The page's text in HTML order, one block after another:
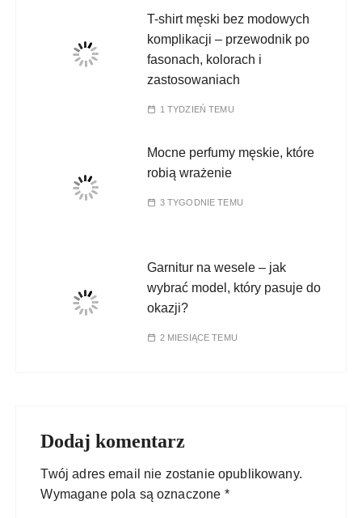
T-shirt męski bez modowych
komplikacji – przewodnik po
fasonach, kolorach i
zastosowaniach
1 TYDZIEŃ TEMU
Mocne perfumy męskie, które
robią wrażenie
3 TYGODNIE TEMU
Garnitur na wesele – jak
wybrać model, który pasuje do
okazji?
2 MIESIĄCE TEMU
Dodaj komentarz
Twój adres email nie zostanie opublikowany.
Wymagane pola są oznaczone *